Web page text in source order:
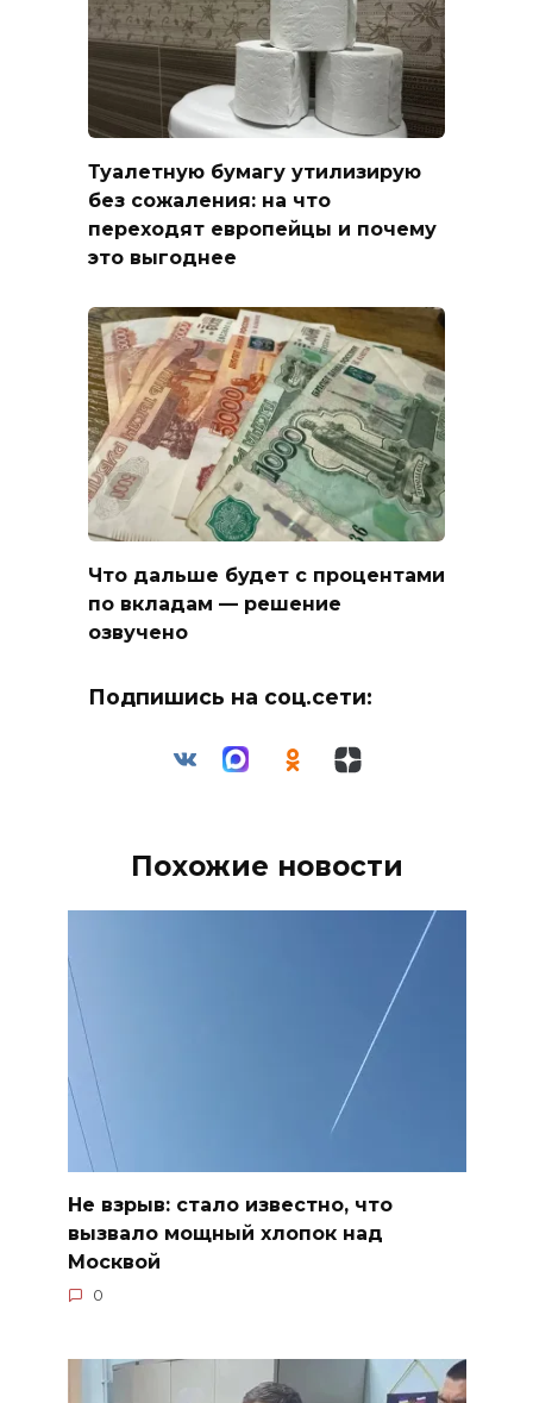
Туалетную бумагу утилизирую
без сожаления: на что
переходят европейцы и почему
это выгоднее
Что дальше будет с процентами
по вкладам — решение
озвучено
Подпишись на соц.сети:
Похожие новости
Не взрыв: стало известно, что
вызвало мощный хлопок над
Москвой
0